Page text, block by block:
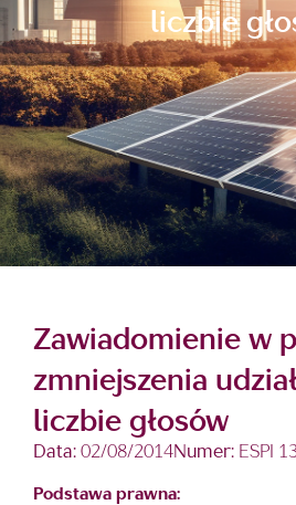
liczbie
Zawiadomienie w
zmniejszenia
liczbie głosów
Data: 02/08/2014Numer: ESPI
Podstawa prawna: